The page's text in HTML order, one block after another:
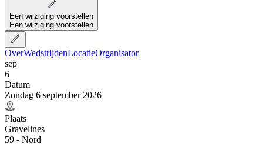
Een wijziging voorstellen
Een wijziging voorstellen
OverWedstrijdenLocatieOrganisator
sep
6
Datum
Zondag 6 september 2026
Plaats
Gravelines
59 - Nord